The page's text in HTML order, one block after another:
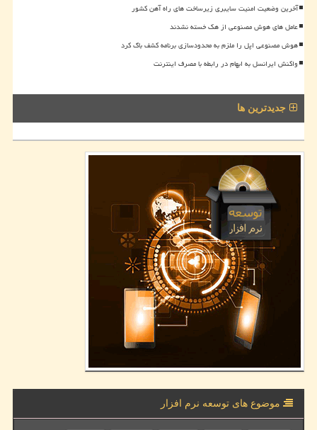
آخرین وضعیت امنیت سایبری زیرساخت های راه آهن کشور
عامل های هوش مصنوعی از هک خسته نشدند
هوش مصنوعی اپل را ملزم به محدودسازی برنامه کشف باگ کرد
واکنش ایرانسل به ابهام در رابطه با مصرف اینترنت
جدیدترین ها
موضوع های توسعه نرم افزار